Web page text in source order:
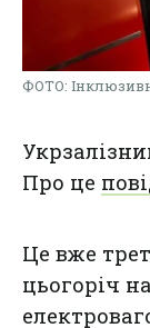
ФОТО:
Про це
Це вже
цьогоріч